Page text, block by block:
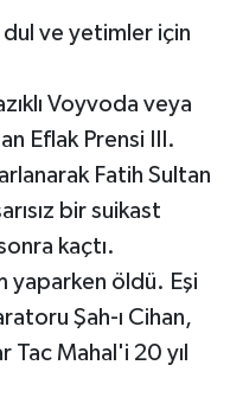
ve yetimler için
Voyvoda veya
Eflak Prensi III.
Fatih Sultan
bir suikast
kaçtı.
yaparken öldü. Eşi
Şah-ı Cihan,
Tac Mahal'i 20 yıl